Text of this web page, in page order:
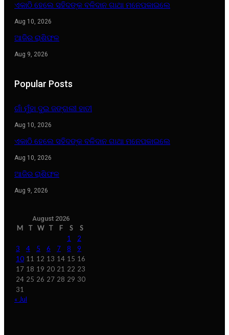
ଏକାଠି ହେଲେ ସହିଦଙ୍କ ବଳିଦାନ ଗାଥା ମନେପକାଇଲେ
Aug 10, 2026
ଆଜିର ରାଶିଫଳ
Aug 9, 2026
Popular Posts
ଗାଁ ମୁଁହା ଦୁଇ ଜଙ୍ଗଲୀ ହାତୀ
Aug 10, 2026
ଏକାଠି ହେଲେ ସହିଦଙ୍କ ବଳିଦାନ ଗାଥା ମନେପକାଇଲେ
Aug 10, 2026
ଆଜିର ରାଶିଫଳ
Aug 9, 2026
August 2026
M T W T F S
S
1
2
3
4 5 6 7 8
9
10 11 12 13 14 15 16
17 18 19 20 21 22 23
24 25 26 27 28 29 30
31
« Jul